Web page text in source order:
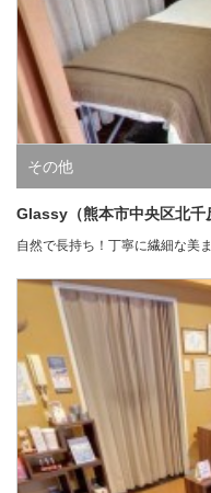
その他
Glassy（熊本市中央区北千
自然で長持ち！丁寧に繊細な美